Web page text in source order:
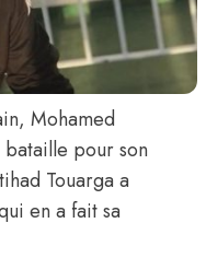
Mohamed
pour son
Touarga a
en a fait sa